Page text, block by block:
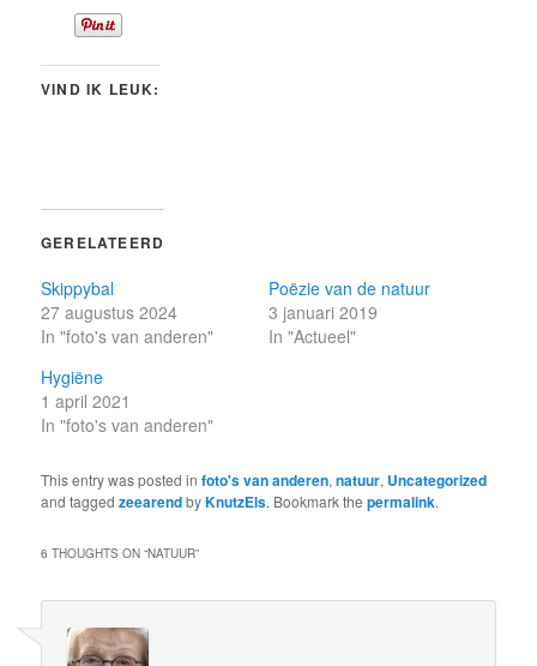
VIND IK LEUK:
GERELATEERD
Skippybal
27 augustus 2024
In "foto's van anderen"
Poëzie van de natuur
3 januari 2019
In "Actueel"
Hygiëne
1 april 2021
In "foto's van anderen"
This entry was posted infoto's van anderen,natuur, Uncategorized
and taggedzeearendbyKnutzEls. Bookmark thepermalink.
6 THOUGHTS ON “NATUUR”